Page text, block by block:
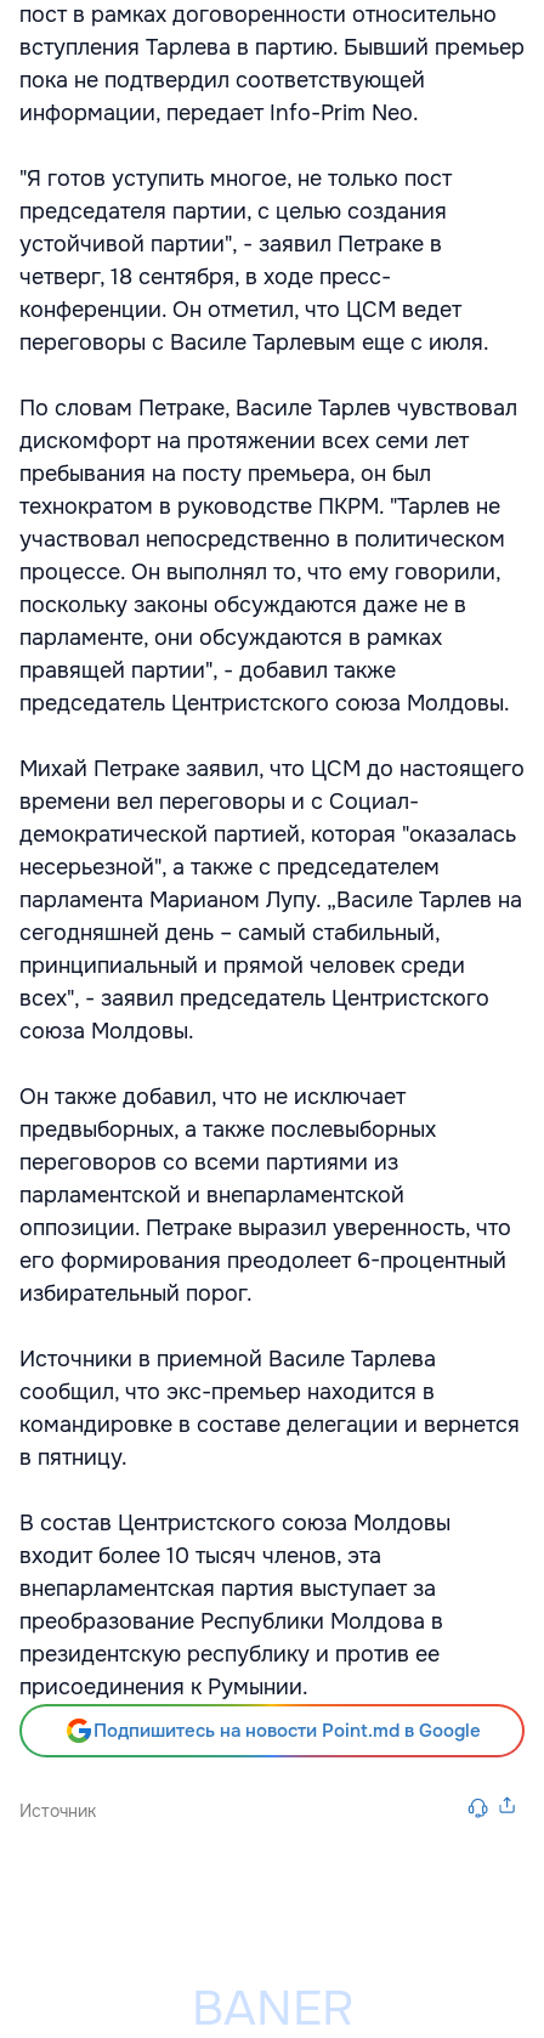
пост в рамках договоренности относительно
вступления Тарлева в партию. Бывший премьер
пока не подтвердил соответствующей
информации, передает Info-Prim Neo.
"Я готов уступить многое, не только пост
председателя партии, с целью создания
устойчивой партии", - заявил Петраке в
четверг, 18 сентября, в ходе пресс-
конференции. Он отметил, что ЦСМ ведет
переговоры с Василе Тарлевым еще с июля.
По словам Петраке, Василе Тарлев чувствовал
дискомфорт на протяжении всех семи лет
пребывания на посту премьера, он был
технократом в руководстве ПКРМ. "Тарлев не
участвовал непосредственно в политическом
процессе. Он выполнял то, что ему говорили,
поскольку законы обсуждаются даже не в
парламенте, они обсуждаются в рамках
правящей партии", - добавил также
председатель Центристского союза Молдовы.
Михай Петраке заявил, что ЦСМ до настоящего
времени вел переговоры и с Социал-
демократической партией, которая "оказалась
несерьезной", а также с председателем
парламента Марианом Лупу. „Василе Тарлев на
сегодняшней день – самый стабильный,
принципиальный и прямой человек среди
всех", - заявил председатель Центристского
союза Молдовы.
Он также добавил, что не исключает
предвыборных, а также послевыборных
переговоров со всеми партиями из
парламентской и внепарламентской
оппозиции. Петраке выразил уверенность, что
его формирования преодолеет 6-процентный
избирательный порог.
Источники в приемной Василе Тарлева
сообщил, что экс-премьер находится в
командировке в составе делегации и вернется
в пятницу.
В состав Центристского союза Молдовы
входит более 10 тысяч членов, эта
внепарламентская партия выступает за
преобразование Республики Молдова в
президентскую республику и против ее
присоединения к Румынии.
Подпишитесь на новости Point.md в Google
Источник